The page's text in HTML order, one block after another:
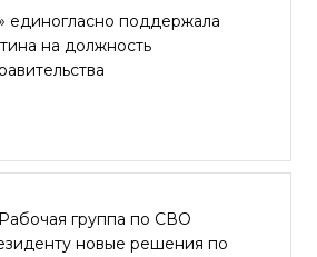
единогласно поддержала
на должность
группа по СВО
новые решения по